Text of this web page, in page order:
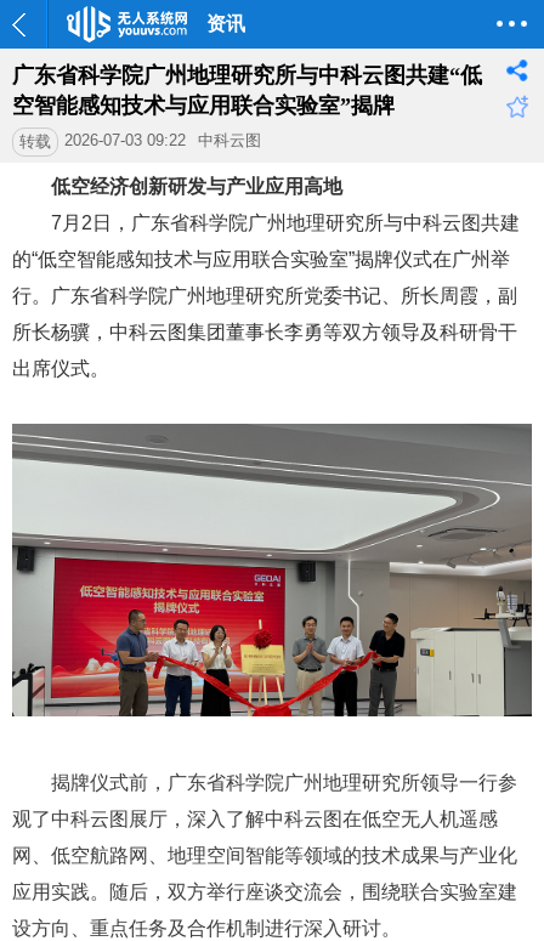
资讯
广东省科学院广州地理研究所与中科云图共建“低
空智能感知技术与应用联合实验室”揭牌
转载 2026-07-03 09:22 中科云图
低空经济创新研发与产业应用高地
7月2日，广东省科学院广州地理研究所与中科云图共建
的“低空智能感知技术与应用联合实验室”揭牌仪式在广州举
行。广东省科学院广州地理研究所党委书记、所长周霞，副
所长杨骥，中科云图集团董事长李勇等双方领导及科研骨干
出席仪式。
揭牌仪式前，广东省科学院广州地理研究所领导一行参
观了中科云图展厅，深入了解中科云图在低空无人机遥感
网、低空航路网、地理空间智能等领域的技术成果与产业化
应用实践。随后，双方举行座谈交流会，围绕联合实验室建
设方向、重点任务及合作机制进行深入研讨。